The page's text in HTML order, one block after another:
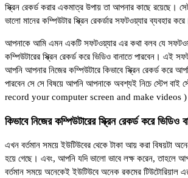
স্ক্রিন রেকর্ড করার একমাত্র উপায় তা আপনার কাছে রয়েছে।
ভালো মানের কম্পিউটার স্ক্রিন রেকর্ডার সফটওয়্যার ব্যবহার
আপনাকে আমি এমন একটি সফটওয়্যার এর কথা বলব যে
কম্পিউটারের স্ক্রিন রেকর্ড করে ভিডিও বানাতে পারবেন। এই
আপনি আপনার নিজের কম্পিউটারে কিভাবে স্ক্রিন রেকর্ড করে
পারবেন সে সে বিষয়ে আপনি আপনাকে অবশ্যই নিচে স্টেপ
record your computer screen and make videos )
কিভাবে নিজের কম্পিউটারের স্ক্রিন রেকর্ড করে ভিডিও
এখন বর্তমান সময়ে ইউটিউবের থেকে টাকা আয় করা বিষয়টা
হয়ে গেছে। এবং, আপনি যদি ভালো ভাবে লক্ষ করেন, তাহলে
বর্তমান সময়ে অনেকেই ইউটিউবে অনেক রকমের টিউটোরিয়াল